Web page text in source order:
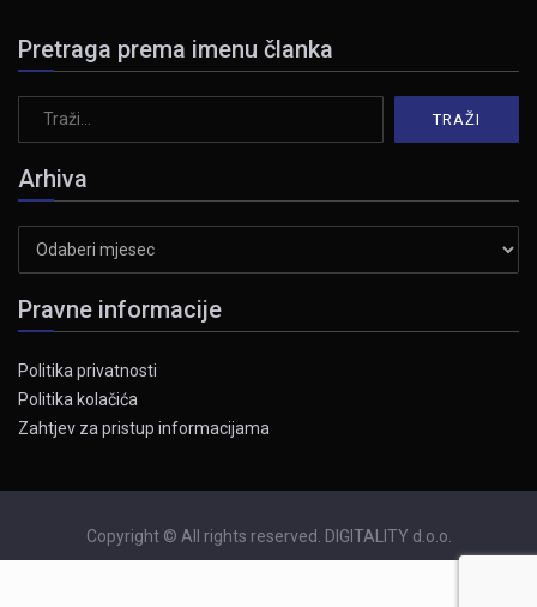
Pretraga prema imenu članka
Arhiva
Pravne informacije
Politika privatnosti
Politika kolačića
Zahtjev za pristup informacijama
Copyright © All rights reserved. DIGITALITY d.o.o.